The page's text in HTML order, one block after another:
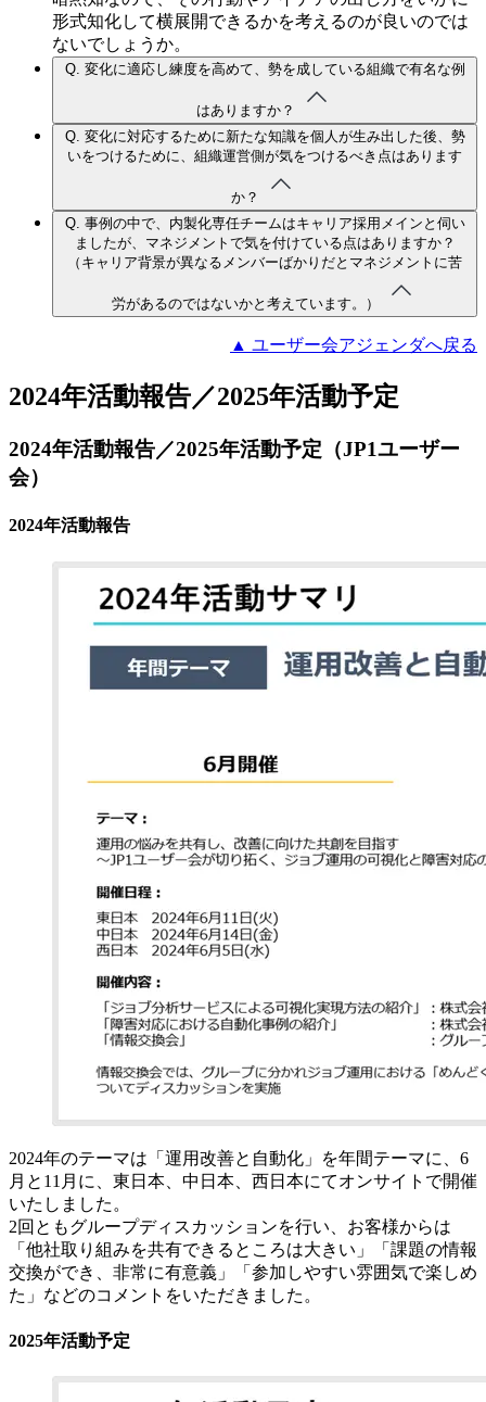
形式知化して横展開できるかを考えるのが良いのでは
ないでしょうか。
Q. 変化に適応し練度を高めて、勢を成している組織で有名な例
はありますか？
Q. 変化に対応するために新たな知識を個人が生み出した後、勢
いをつけるために、組織運営側が気をつけるべき点はあります
か？
Q. 事例の中で、内製化専任チームはキャリア採用メインと伺い
ましたが、マネジメントで気を付けている点はありますか？
（キャリア背景が異なるメンバーばかりだとマネジメントに苦
労があるのではないかと考えています。）
▲ ユーザー会アジェンダへ戻る
2024年活動報告／2025年活動予定
2024年活動報告／2025年活動予定（JP1ユーザー
会）
2024年活動報告
2024年のテーマは「運用改善と自動化」を年間テーマに、6
月と11月に、東日本、中日本、西日本にてオンサイトで開催
いたしました。
2回ともグループディスカッションを行い、お客様からは
「他社取り組みを共有できるところは大きい」「課題の情報
交換ができ、非常に有意義」「参加しやすい雰囲気で楽しめ
た」などのコメントをいただきました。
2025年活動予定